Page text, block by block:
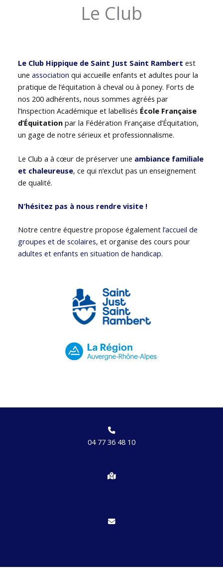
Le Club
Le Club Hippique de Saint Just Saint Rambert est
uneassociation qui accueille enfants et adultes pour la
pratique de l’équitation à cheval ou à poney. Forts de
nos 200 adhérents, nous sommes agréés par
l’Inspection Académique et labellisés École Française
d’Équitation par la Fédération Française d’Équitation,
un gage de notre sérieux et professionnalisme.
Le Club a à cœur de préserver une ambiance familiale
et chaleureuse, ce qui n’exclut pas un enseignement
de qualité.
N’hésitez pas à nous rendre visite !
Notre centre équestre propose égalementl’accueil de
groupes et de scolaires, et organise des cours pour
adultes et enfants en situation de handicap.
04 77 36 48 10